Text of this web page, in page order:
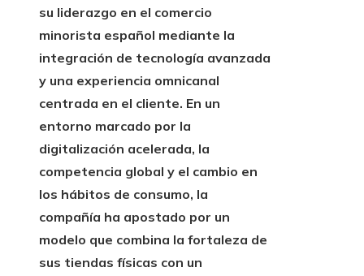
su liderazgo en el comercio
minorista español mediante la
integración de tecnología avanzada
y una experiencia omnicanal
centrada en el cliente. En un
entorno marcado por la
digitalización acelerada, la
competencia global y el cambio en
los hábitos de consumo, la
compañía ha apostado por un
modelo que combina la fortaleza de
sus tiendas físicas con un